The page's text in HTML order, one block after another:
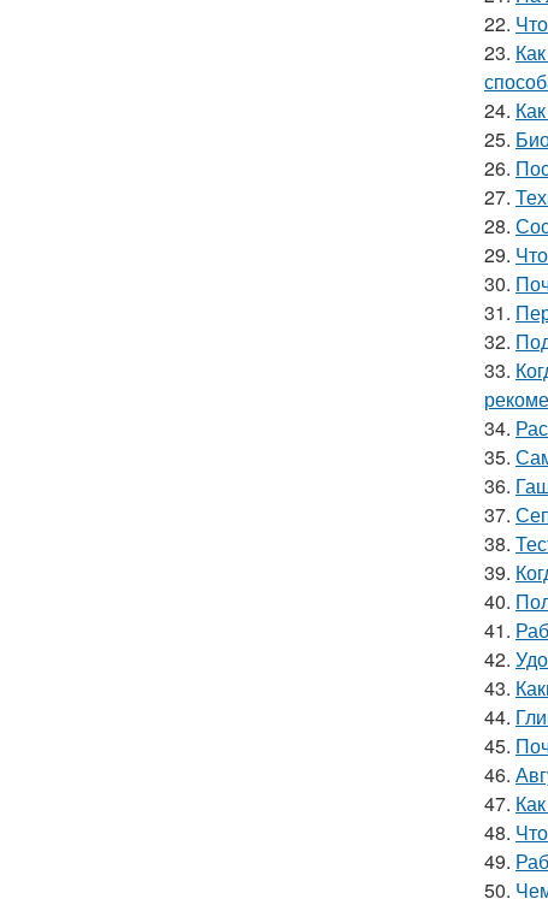
22.
23.
24.
25.
26.
27.
28.
29.
30.
31.
32.
33.
34.
35.
36.
37.
38.
39.
40.
41.
42.
43.
44.
45.
46.
47.
48.
49.
50.